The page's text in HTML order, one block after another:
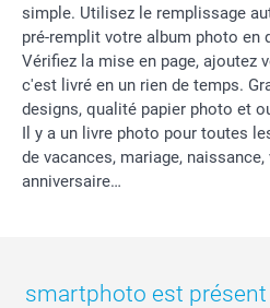
simple. Utilisez le remplissage
pré-remplit votre album photo en
Vérifiez la mise en page, ajoutez
c'est livré en un rien de temps.
designs, qualité papier photo et
Il y a un livre photo pour toutes
de vacances, mariage,
anniversaire…
smartphoto est